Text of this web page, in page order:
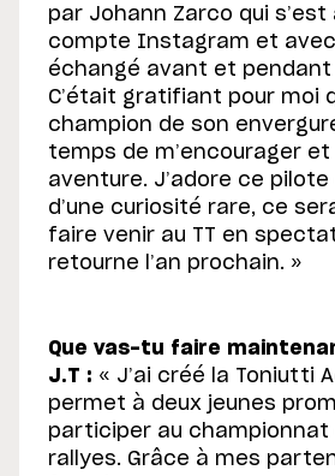
par Johann Zarco qui
compte Instagram et avec
échangé avant et pendant
C’était gratifiant pour moi
champion de son
temps de m’encourager
aventure. J’adore ce
d’une curiosité rare, ce
faire venir au TT en
retourne l’an prochain. »
Que vas-tu faire
J.T : « J’ai créé la Toniutti
permet à deux jeunes
participer au championnat
rallyes. Grâce à mes